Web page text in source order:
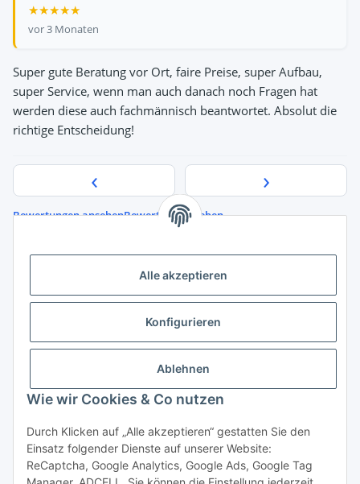
Alle akzeptieren
Konfigurieren
Ablehnen
Wie wir Cookies & Co nutzen
Durch Klicken auf „Alle akzeptieren“ gestatten Sie den
Einsatz folgender Dienste auf unserer Website:
ReCaptcha, Google Analytics, Google Ads, Google Tag
‹
★★★★★
vor 3 Monaten
Super gute Beratung vor Ort, faire Preise, super Aufbau,
super Service, wenn man auch danach noch Fragen hat
werden diese auch fachmännisch beantwortet. Absolut die
richtige Entscheidung!
★★★★★
★★★★★
★★★★★
★★★★★
›
Bewertungen ansehenBewertung abgeben
Gesetzliche Informationen
Vertrag widerrufen